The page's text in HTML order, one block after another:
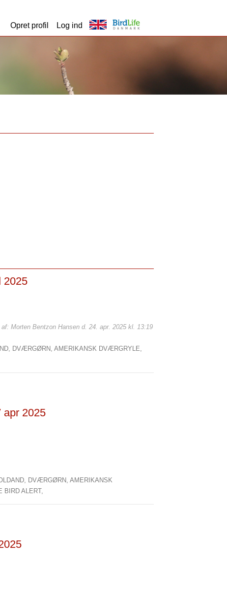
Opret profil Log ind
2025
Morten Bentzon Hansen d. 24. apr. 2025 kl. 13:19
DVÆRGØRN,AMERIKANSK DVÆRGRYLE,
apr 2025
DVÆRGØRN,AMERIKANSK
BIRD ALERT,